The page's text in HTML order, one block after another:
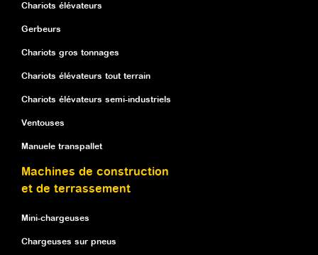
Chariots élévateurs
Gerbeurs
Chariots gros tonnages
Chariots élévateurs tout terrain
Chariots élévateurs semi-industriels
Ventouses
Manuele transpallet
Machines de construction
et de terrassement
Mini-chargeuses
Chargeuses sur pneus